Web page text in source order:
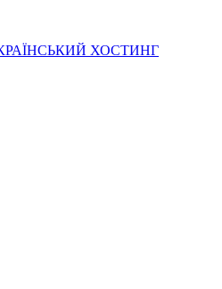
ХОСТИНГ